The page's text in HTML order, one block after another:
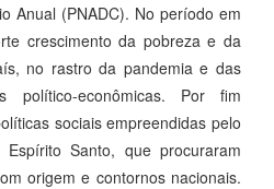
Anual (PNADC). No período em
crescimento da pobreza e da
no rastro da pandemia e das
político-econômicas. Por fim
sociais empreendidas pelo
Santo, que procuraram
origem e contornos nacionais.